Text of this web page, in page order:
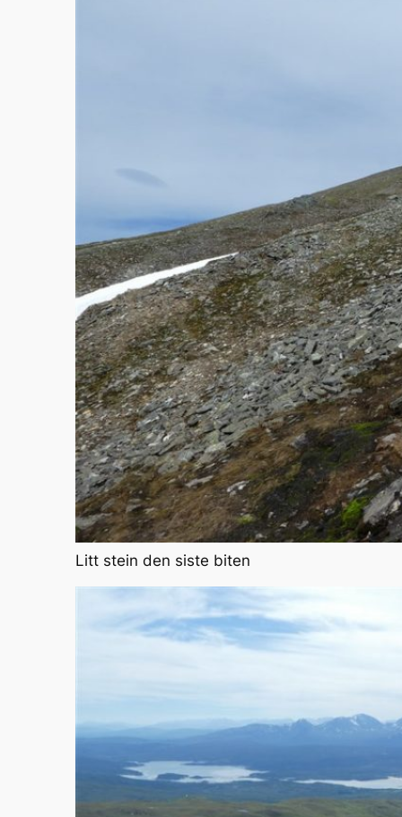
Litt stein den siste biten